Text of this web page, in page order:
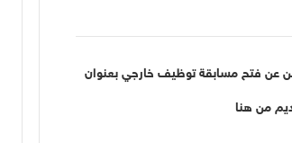
عن فتح مسابقة توظيف خارجي بعنوان